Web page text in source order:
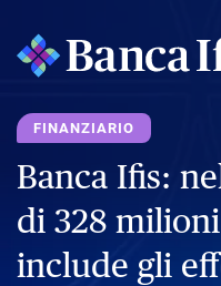
FINANZIARIO
Banca Ifis:
di 328
include gli